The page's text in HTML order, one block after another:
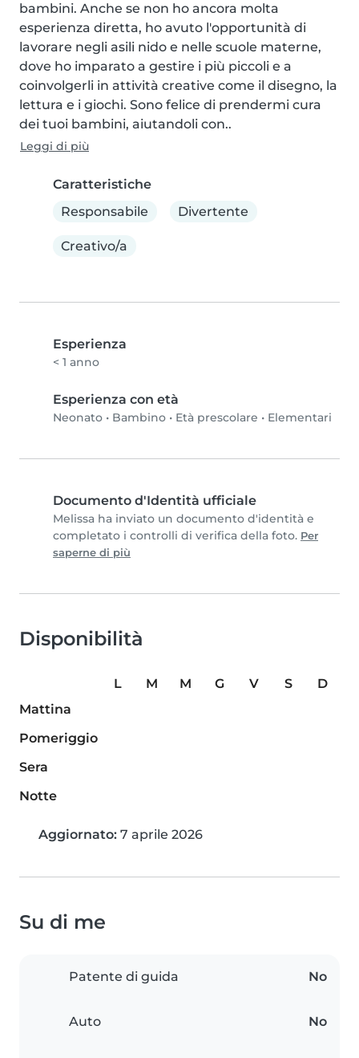
bambini. Anche se non ho ancora molta
esperienza diretta, ho avuto l'opportunità di
lavorare negli asili nido e nelle scuole materne,
dove ho imparato a gestire i più piccoli e a
coinvolgerli in attività creative come il disegno, la
lettura e i giochi. Sono felice di prendermi cura
dei tuoi bambini, aiutandoli con..
Leggi di più
Caratteristiche
Responsabile
Divertente
Creativo/a
Esperienza
< 1 anno
Esperienza con età
Neonato • Bambino • Età prescolare • Elementari
Documento d'Identità ufficiale
Melissa ha inviato un documento d'identità e
completato i controlli di verifica della foto. Per
saperne di più
Disponibilità
L M M G V S
D
Mattina
Pomeriggio
Sera
Notte
Aggiornato: 7 aprile 2026
Su di me
Patente di guida No
Auto No